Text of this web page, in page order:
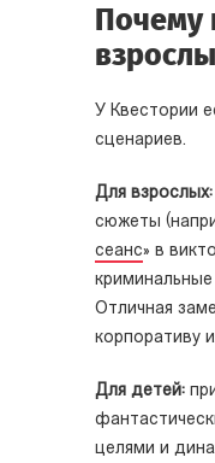
Почему
У Квестории
сценариев.
Для взрослых:
сюжеты
сеанс» в
Отличная
корпоративу
Для детей:
целями и